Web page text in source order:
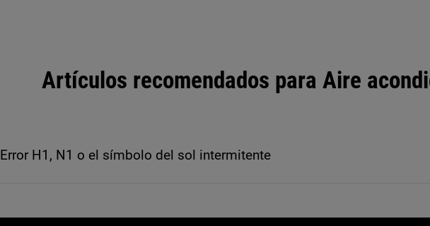
Artículos recomendados para Aire
Error H1, N1 o el símbolo del sol intermitente